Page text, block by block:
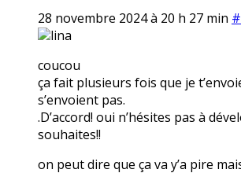
28 novembre 2024 à 20 h 27 min
lina
coucou
ça fait plusieurs fois que je
s’envoient pas.
.D’accord! oui n’hésites pas à
souhaites!!
on peut dire que ça va y’a pire